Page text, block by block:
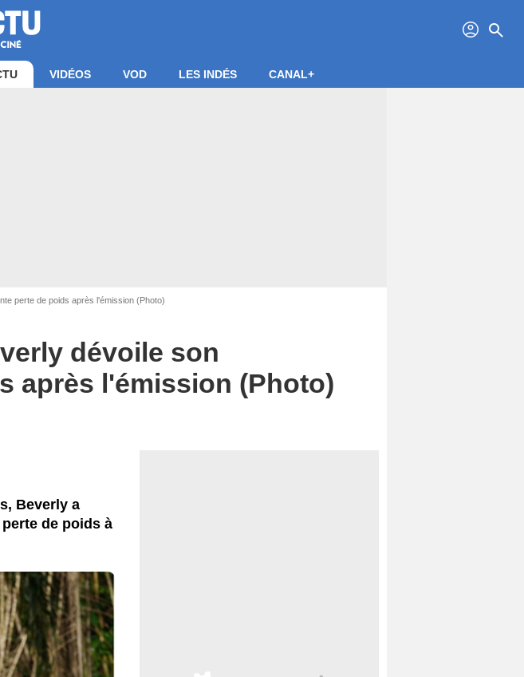
profil search
VIDÉOS VOD LES INDÉS CANAL+
perte de poids après l'émission (Photo)
dévoile son
après l'émission (Photo)
Beverly a
de poids à